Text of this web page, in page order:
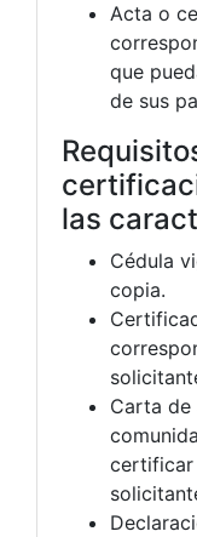
Acta o
que
de sus
las
Cédula
copia.
Carta de
certificar